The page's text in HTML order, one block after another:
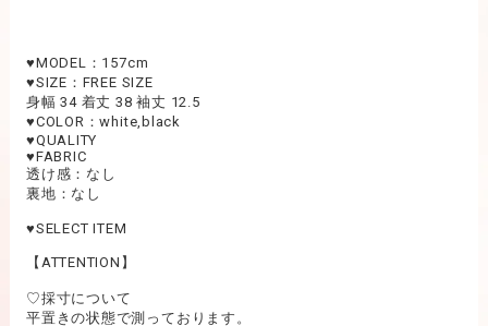
♥︎MODEL：157cm
♥︎SIZE：FREE SIZE
身幅 34 着丈 38 袖丈 12.5
♥︎COLOR：white,black
♥︎QUALITY
♥︎FABRIC
透け感：なし
裏地：なし
♥︎SELECT ITEM
【ATTENTION】
♡採寸について
平置きの状態で測っております。